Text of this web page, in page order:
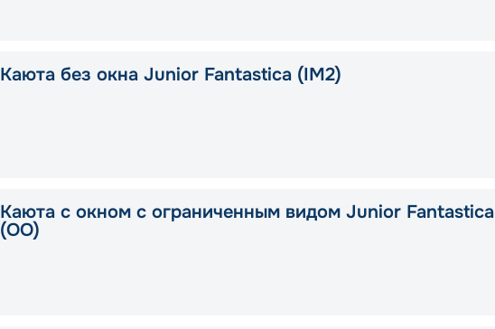
Каюта без окна Junior Fantastica (IM2)
Каюта с окном с ограниченным видом Junior Fantastica
(OO)